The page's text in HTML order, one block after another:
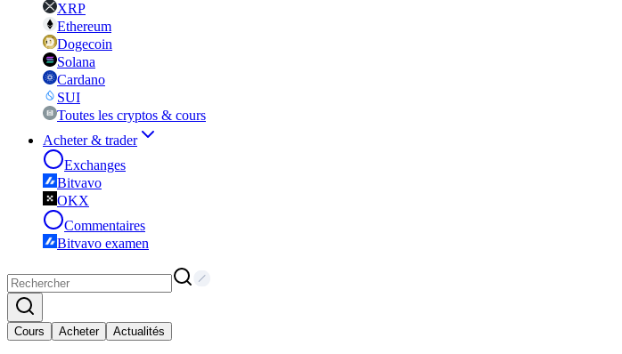
XRP
Ethereum
Dogecoin
Solana
Cardano
SUI
Toutes les cryptos & cours
Acheter & trader
Exchanges
Bitvavo
OKX
Commentaires
Bitvavo examen
Cours Acheter Actualités